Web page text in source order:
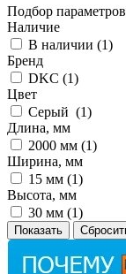
Подбор параметров
Наличие
В наличии (1)
Бренд
DKC (1)
Цвет
Серый (1)
Длина, мм
2000 мм (1)
Ширина, мм
15 мм (1)
Высота, мм
30 мм (1)